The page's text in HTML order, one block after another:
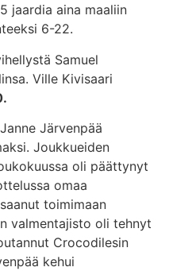
jaardia aina maaliin
6-22.
Samuel
Ville Kivisaari
Järvenpää
Joukkueiden
oli päättynyt
omaa
toimimaan
valmentajisto oli tehnyt
Crocodilesin
kehui